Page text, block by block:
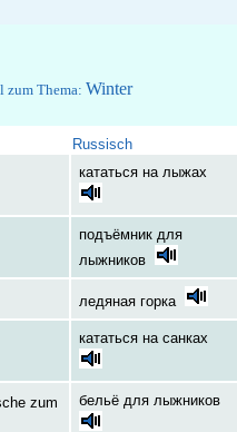
zum Thema: Winter
Russisch
кататься на лыжах
подъёмник для
лыжников
ледяная горка
кататься на санках
zum
бельё для лыжников